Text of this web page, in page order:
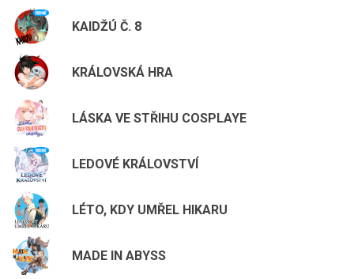
KAIDŽÚ Č. 8
KRÁLOVSKÁ HRA
LÁSKA VE STŘIHU COSPLAYE
LEDOVÉ KRÁLOVSTVÍ
LÉTO, KDY UMŘEL HIKARU
MADE IN ABYSS